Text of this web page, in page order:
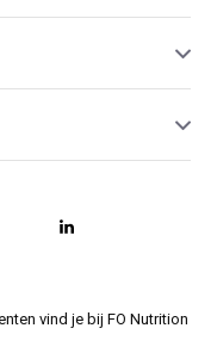
vind je bij FO Nutrition